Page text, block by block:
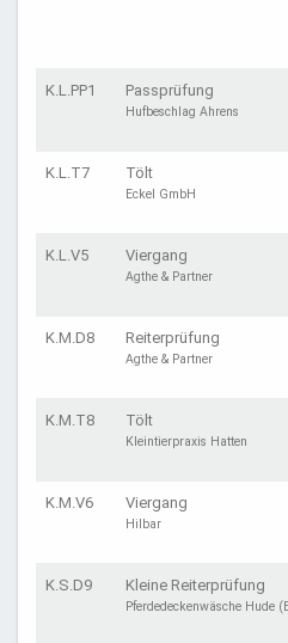
K.L.PP1 Passprüfung
Hufbeschlag Ahrens
K.L.T7 Tölt
Eckel GmbH
K.L.V5 Viergang
Agthe & Partner
K.M.D8 Reiterprüfung
Agthe & Partner
K.M.T8 Tölt
Kleintierpraxis Hatten
K.M.V6 Viergang
Hilbar
K.S.D9 Kleine Reiterprüfung
Pferdedeckenwäsche Hude